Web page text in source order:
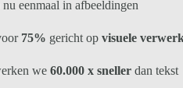
eenmaal in afbeeldingen
75% gericht op visuele
we 60.000 x snellerdan tekst